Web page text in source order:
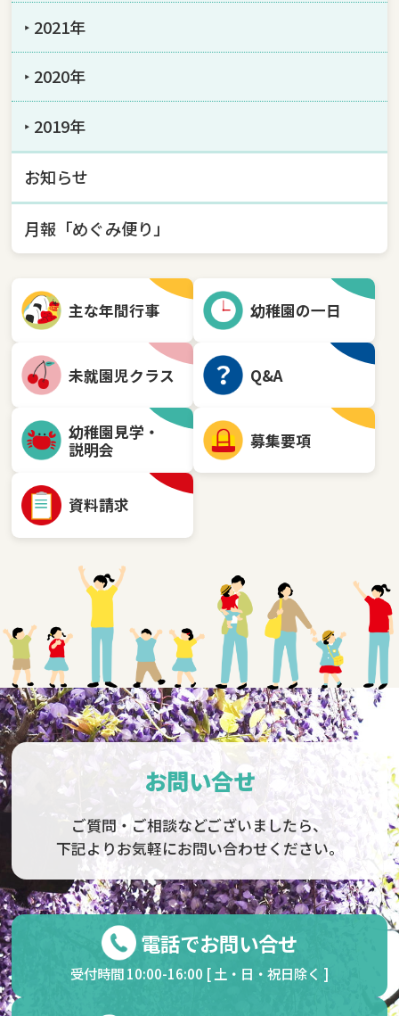
‣ 2021年
‣ 2020年
‣ 2019年
お知らせ
月報「めぐみ便り」
主な年間行事 幼稚園の一日
未就園児クラス Q&A
幼稚園見学・
説明会
募集要項
資料請求
お問い合せ
ご質問・ご相談などございましたら、
下記よりお気軽にお問い合わせください。
電話でお問い合せ
受付時間 10:00-16:00 [ 土・日・祝日除く ]